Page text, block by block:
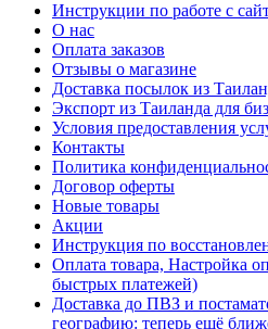
Инструкции по работе с
О нас
Оплата заказов
Отзывы о магазине
Доставка посылок из
Экспорт из Таиланда для
Условия предоставления
Контакты
Политика
Договор оферты
Новые товары
Акции
Инструкция по
Оплата товара, Настройка
быстрых платежей)
Доставка до ПВЗ и
географию: теперь ещё